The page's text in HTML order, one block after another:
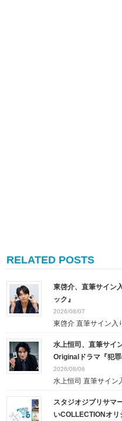
RELATED POSTS
東啓介、直筆サイン
ック』
2026/08/07
東啓介 直筆サイン入
水上恒司、直筆サイ
Originalドラマ『犯罪
2026/08/06
水上恒司 直筆サイン
スタジオジブリサマ
いCOLLECTIONオ